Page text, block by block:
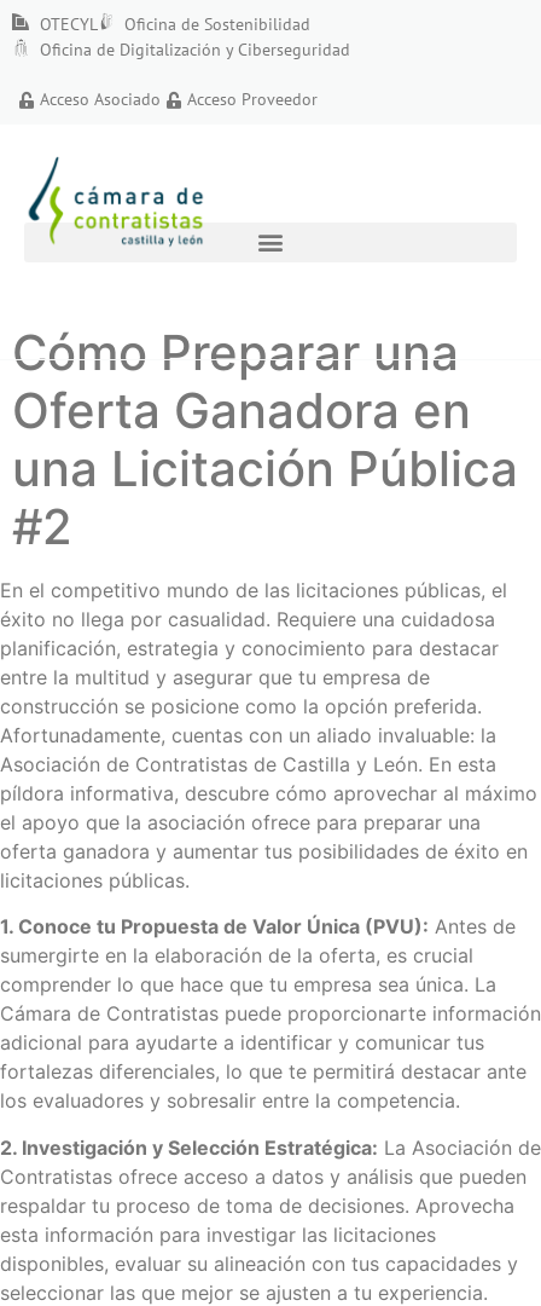
OTECYL
Oficina de Sostenibilidad
Oficina de Digitalización y Ciberseguridad
Acceso Asociado Acceso Proveedor
Cómo Preparar una
Oferta Ganadora en
una Licitación Pública
#2
En el competitivo mundo de las licitaciones públicas, el
éxito no llega por casualidad. Requiere una cuidadosa
planificación, estrategia y conocimiento para destacar
entre la multitud y asegurar que tu empresa de
construcción se posicione como la opción preferida.
Afortunadamente, cuentas con un aliado invaluable: la
Asociación de Contratistas de Castilla y León. En esta
píldora informativa, descubre cómo aprovechar al máximo
el apoyo que la asociación ofrece para preparar una
oferta ganadora y aumentar tus posibilidades de éxito en
licitaciones públicas.
1. Conoce tu Propuesta de Valor Única (PVU): Antes de
sumergirte en la elaboración de la oferta, es crucial
comprender lo que hace que tu empresa sea única. La
Cámara de Contratistas puede proporcionarte información
adicional para ayudarte a identificar y comunicar tus
fortalezas diferenciales, lo que te permitirá destacar ante
los evaluadores y sobresalir entre la competencia.
2. Investigación y Selección Estratégica: La Asociación de
Contratistas ofrece acceso a datos y análisis que pueden
respaldar tu proceso de toma de decisiones. Aprovecha
esta información para investigar las licitaciones
disponibles, evaluar su alineación con tus capacidades y
seleccionar las que mejor se ajusten a tu experiencia.